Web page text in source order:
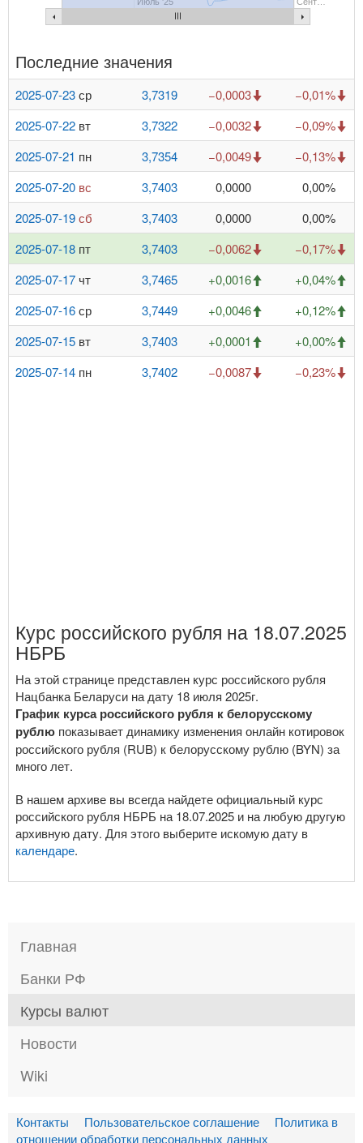
Последние значения
2025-07-23ср 3,7319 −0,0003
−0,01%
2025-07-22 вт 3,7322 −0,0032
−0,09%
2025-07-21 пн 3,7354 −0,0049
−0,13%
2025-07-20 вс 3,7403 0,0000
0,00%
2025-07-19сб 3,7403 0,0000
0,00%
2025-07-18 пт 3,7403 −0,0062
−0,17%
2025-07-17 чт 3,7465 +0,0016
+0,04%
2025-07-16ср 3,7449 +0,0046
+0,12%
2025-07-15 вт 3,7403 +0,0001
+0,00%
2025-07-14 пн 3,7402 −0,0087 −0,23%
Курс российского рубля на 18.07.2025
НБРБ
На этой странице представлен курс российского рубля
Нацбанка Беларуси на дату 18 июля 2025г.
График курса российского рубля к белорусскому
рублю показывает динамику изменения онлайн котировок
российского рубля (RUB) к белорусскому рублю (BYN) за
много лет.
В нашем архиве вы всегда найдете официальный курс
российского рубля НБРБ на 18.07.2025 и на любую другую
архивную дату. Для этого выберите искомую дату в
календаре.
Главная
Банки РФ
Курсы валют
Новости
Wiki
Контакты Пользовательское соглашение
Политика в
отношении обработки персональных данных